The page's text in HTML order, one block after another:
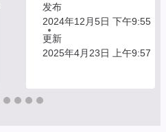
发布
2024年12月5日 下午9:55
更新
2025年4月23日 上午9:57